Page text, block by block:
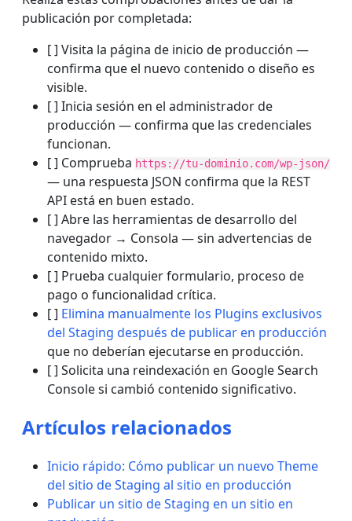
publicación por completada:
[ ] Visita la página de inicio de producción —
confirma que el nuevo contenido o diseño es
visible.
[ ] Inicia sesión en el administrador de
producción — confirma que las credenciales
funcionan.
[ ] Comprueba https://tu-dominio.com/wp-json/
— una respuesta JSON confirma que la REST
API está en buen estado.
[ ] Abre las herramientas de desarrollo del
navegador → Consola — sin advertencias de
contenido mixto.
[ ] Prueba cualquier formulario, proceso de
pago o funcionalidad crítica.
[ ] Elimina manualmente los Plugins exclusivos
del Staging después de publicar en producción
que no deberían ejecutarse en producción.
[ ] Solicita una reindexación en Google Search
Console si cambió contenido significativo.
Artículos relacionados
Inicio rápido: Cómo publicar un nuevo Theme
del sitio de Staging al sitio en producción
Publicar un sitio de Staging en un sitio en